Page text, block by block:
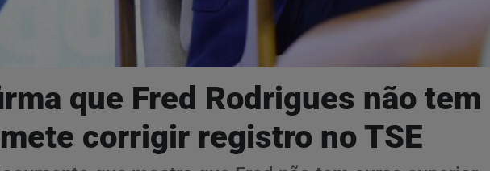
que Fred Rodrigues não
corrigir registro no TSE